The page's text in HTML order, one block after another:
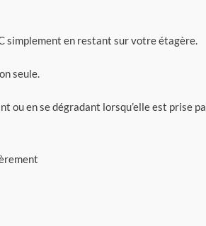
simplement en restant sur votre étagère.
seule.
ou en se dégradant lorsqu’elle est prise